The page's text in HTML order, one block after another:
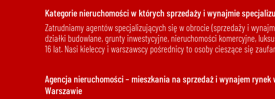
Kategorie nieruchomości w których sprzedaży i wynajmie
Zatrudniamy agentów specjalizujących się w obrocie (sprzedaży i
działki budowlane, grunty inwestycyjne, nieruchomości komercyjne,
16 lat. Nasi kieleccy i warszawscy pośrednicy to osoby cieszące się
Agencja nieruchomości – mieszkania na sprzedaż i wynajem
Warszawie